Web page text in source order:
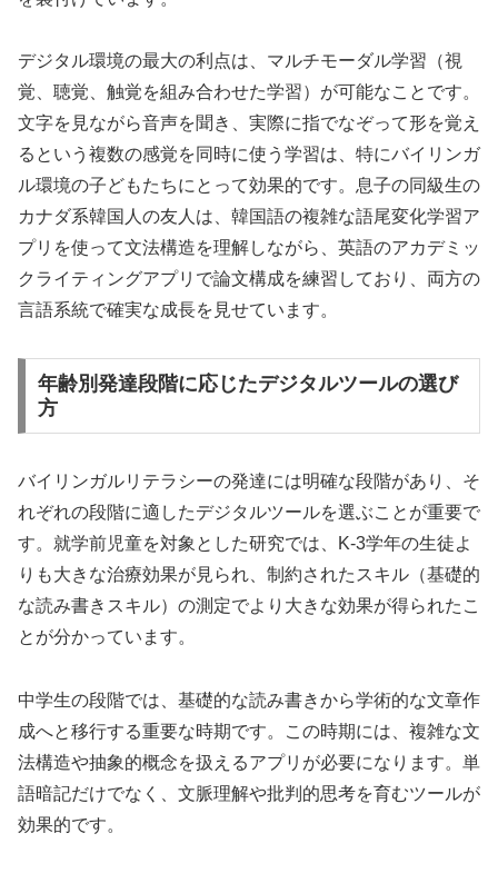
デジタル環境の最大の利点は、マルチモーダル学習（視
覚、聴覚、触覚を組み合わせた学習）が可能なことです。
文字を見ながら音声を聞き、実際に指でなぞって形を覚え
るという複数の感覚を同時に使う学習は、特にバイリンガ
ル環境の子どもたちにとって効果的です。息子の同級生の
カナダ系韓国人の友人は、韓国語の複雑な語尾変化学習ア
プリを使って文法構造を理解しながら、英語のアカデミッ
クライティングアプリで論文構成を練習しており、両方の
言語系統で確実な成長を見せています。
年齢別発達段階に応じたデジタルツールの選び
方
バイリンガルリテラシーの発達には明確な段階があり、そ
れぞれの段階に適したデジタルツールを選ぶことが重要で
す。就学前児童を対象とした研究では、K-3学年の生徒よ
りも大きな治療効果が見られ、制約されたスキル（基礎的
な読み書きスキル）の測定でより大きな効果が得られたこ
とが分かっています。
中学生の段階では、基礎的な読み書きから学術的な文章作
成へと移行する重要な時期です。この時期には、複雑な文
法構造や抽象的概念を扱えるアプリが必要になります。単
語暗記だけでなく、文脈理解や批判的思考を育むツールが
効果的です。